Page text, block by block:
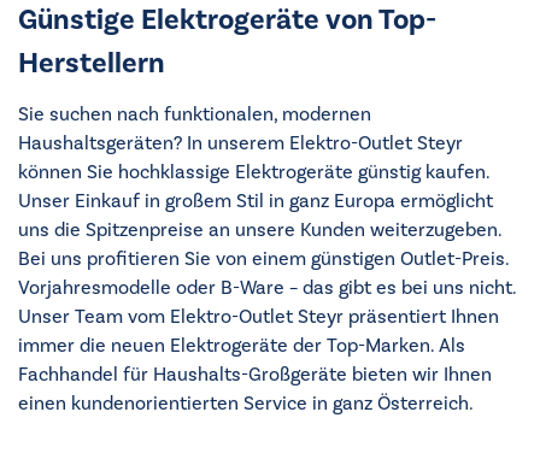
Günstige Elektrogeräte von Top-
Herstellern
Sie suchen nach funktionalen, modernen
Haushaltsgeräten? In unserem Elektro-Outlet Steyr
können Sie hochklassige Elektrogeräte günstig kaufen.
Unser Einkauf in großem Stil in ganz Europa ermöglicht
uns die Spitzenpreise an unsere Kunden weiterzugeben.
Bei uns profitieren Sie von einem günstigen Outlet-Preis.
Vorjahresmodelle oder B-Ware – das gibt es bei uns nicht.
Unser Team vom Elektro-Outlet Steyr präsentiert Ihnen
immer die neuen Elektrogeräte der Top-Marken. Als
Fachhandel für Haushalts-Großgeräte bieten wir Ihnen
einen kundenorientierten Service in ganz Österreich.